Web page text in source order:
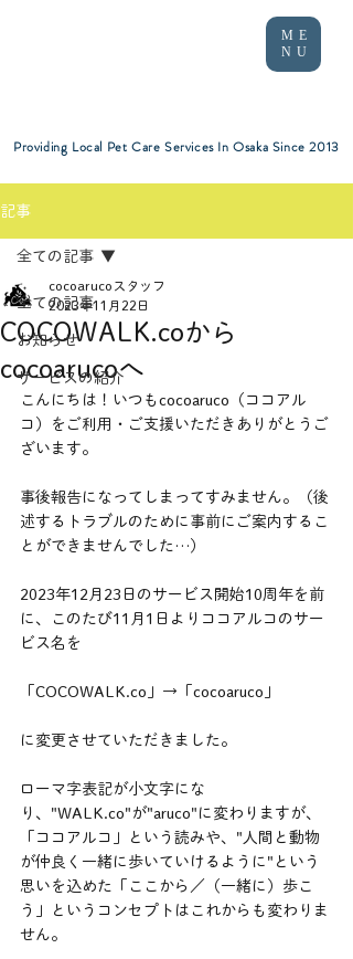
Providing Local Pet Care Services In Osaka Since 2013
ME
NU
記事
全ての記事
お知らせ
サービスの紹介
全ての記事
COCOWALK.coから
cocoarucoへ
cocoarucoスタッフ
2023年11月22日
こんにちは！いつもcocoaruco（ココアル
コ）をご利用・ご支援いただきありがとうご
ざいます。
事後報告になってしまってすみません。（後
述するトラブルのために事前にご案内するこ
とができませんでした…）
2023年12月23日のサービス開始10周年を前
に、このたび11月1日よりココアルコのサー
ビス名を
「COCOWALK.co」→「cocoaruco」
に変更させていただきました。
ローマ字表記が小文字にな
り、"WALK.co"が"aruco"に変わりますが、
「ココアルコ」という読みや、"人間と動物
が仲良く一緒に歩いていけるように"という
思いを込めた「ここから／（一緒に）歩こ
う」というコンセプトはこれからも変わりま
せん。